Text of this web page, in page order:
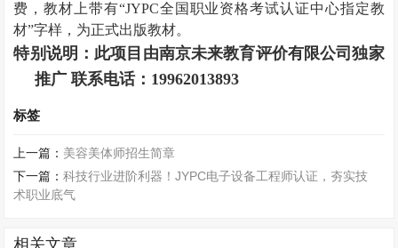
费，教材上带有“JYPC全国职业资格考试认证中心指定教
材”字样，为正式出版教材。
特别说明：此项目由南京未来教育评价有限公司独家
推广 联系电话： 19962013893
标签
上一篇： 美容美体师招生简章
下一篇：科技行业进阶利器！JYPC电子设备工程师认证，夯实技
术职业底气
相关文章